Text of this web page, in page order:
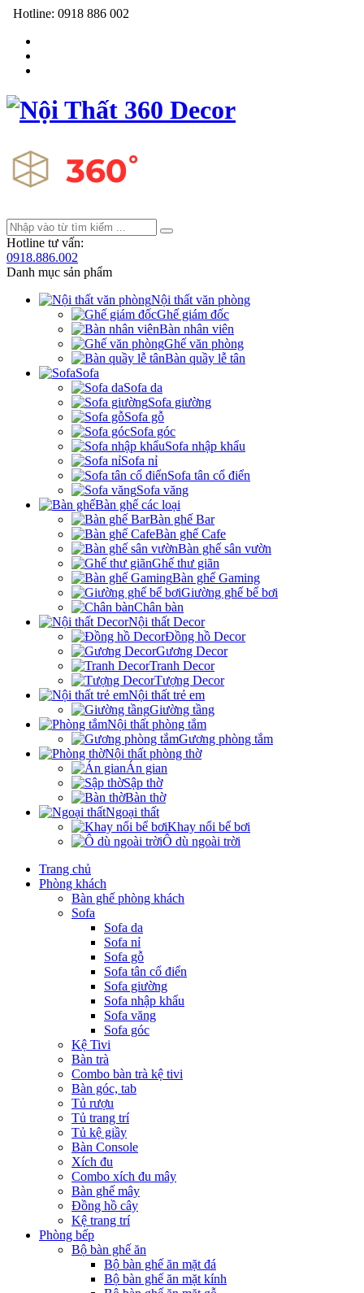
Hotline: 0918 886 002
Hotline tư vấn:
0918.886.002
Danh mục sản phẩm
Nội thất văn phòng
Ghế giám đốc
Bàn nhân viên
Ghế văn phòng
Bàn quầy lễ tân
Sofa
Sofa da
Sofa giường
Sofa gỗ
Sofa góc
Sofa nhập khẩu
Sofa nỉ
Sofa tân cổ điển
Sofa văng
Bàn ghế các loại
Bàn ghế Bar
Bàn ghế Cafe
Bàn ghế sân vườn
Ghế thư giãn
Bàn ghế Gaming
Giường ghế bể bơi
Chân bàn
Nội thất Decor
Đồng hồ Decor
Gương Decor
Tranh Decor
Tượng Decor
Nội thất trẻ em
Giường tầng
Nội thất phòng tắm
Gương phòng tắm
Nội thất phòng thờ
Án gian
Sập thờ
Bàn thờ
Ngoại thất
Khay nổi bể bơi
Ô dù ngoài trời
Trang chủ
Phòng khách
Bàn ghế phòng khách
Sofa
Sofa da
Sofa nỉ
Sofa gỗ
Sofa tân cổ điển
Sofa giường
Sofa nhập khẩu
Sofa văng
Sofa góc
Kệ Tivi
Bàn trà
Combo bàn trà kệ tivi
Bàn góc, tab
Tủ rượu
Tủ trang trí
Tủ kệ giầy
Bàn Console
Xích đu
Combo xích đu mây
Bàn ghế mây
Đồng hồ cây
Kệ trang trí
Phòng bếp
Bộ bàn ghế ăn
Bộ bàn ghế ăn mặt đá
Bộ bàn ghế ăn mặt kính